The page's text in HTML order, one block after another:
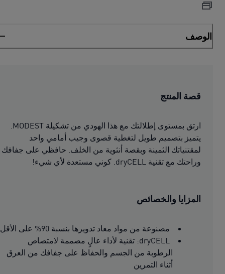
الوصف
قصة المنتج
ارتق بمستوى إطلالتك مع هذا الهودي من تشكيلة MODEST.
يتميز بتصميم طويل لتغطية قصوى وجيب أمامي واحد
لمقتنياتك الثمينة وبقصة أنثوية من الخلف. حافظي على جفافك
وراحتك مع تقنية dryCELL. كوني مستعدة لأي شيء!
المزايا والخصائص
مصنوعة من مواد معاد تدويرها بنسبة 90% على الأقل
dryCELL: تقنية لأداء عالٍ مصممة لامتصاص
الرطوبة من الجسم والحفاظ على جفافك من العرق
أثناء التمرين